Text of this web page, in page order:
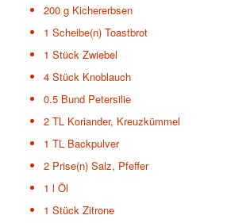
200 g Kichererbsen
1 Scheibe(n) Toastbrot
1 Stück Zwiebel
4 Stück Knoblauch
0.5 Bund Petersilie
2 TL Koriander, Kreuzkümmel
1 TL Backpulver
2 Prise(n) Salz, Pfeffer
1 l Öl
1 Stück Zitrone